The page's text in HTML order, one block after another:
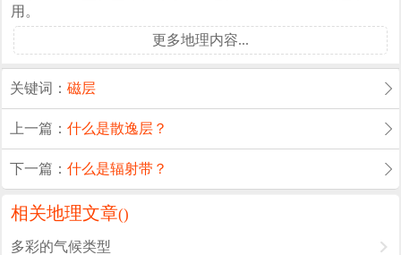
用。
更多地理内容...
关键词：磁层
上一篇：什么是散逸层？
下一篇：什么是辐射带？
相关地理文章()
多彩的气候类型